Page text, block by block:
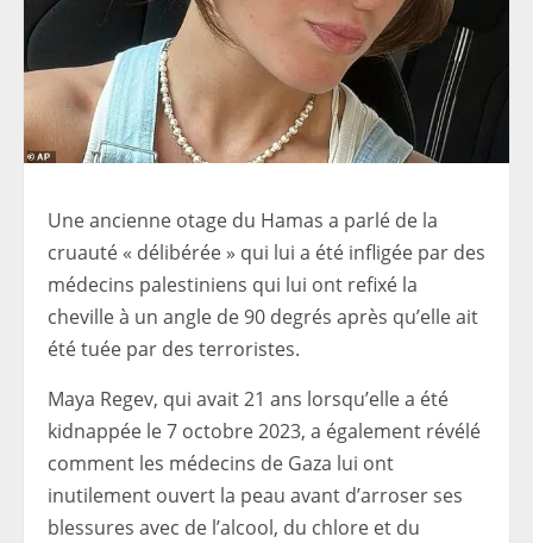
Une ancienne otage du Hamas a parlé de la
cruauté « délibérée » qui lui a été infligée par des
médecins palestiniens qui lui ont refixé la
cheville à un angle de 90 degrés après qu’elle ait
été tuée par des terroristes.
Maya Regev, qui avait 21 ans lorsqu’elle a été
kidnappée le 7 octobre 2023, a également révélé
comment les médecins de Gaza lui ont
inutilement ouvert la peau avant d’arroser ses
blessures avec de l’alcool, du chlore et du